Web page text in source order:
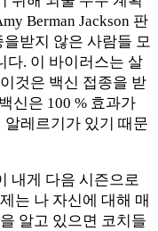
Berman Jackson 판
받지 않은 사람들 모
다. 이 바이러스는 살
것은 백신 접종을 받
신은 100 % 효과가
레르기가 있기 때문
내게 다음 시즌으로
는 나 자신에 대해 매
알고 있으면 코치들